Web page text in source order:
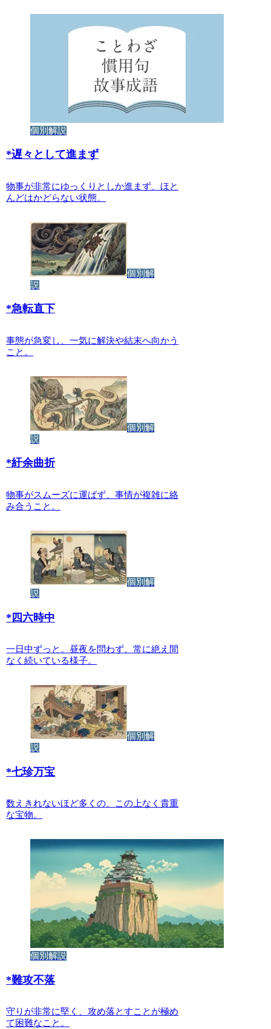
個別解説
*遅々として進まず
物事が非常にゆっくりとしか進まず、ほと
んどはかどらない状態。
個別解
説
*急転直下
事態が急変し、一気に解決や結末へ向かう
こと。
個別解
説
*紆余曲折
物事がスムーズに運ばず、事情が複雑に絡
み合うこと。
個別解
説
* 四六時中
一日中ずっと。昼夜を問わず、常に絶え間
なく続いている様子。
個別解
説
*七珍万宝
数えきれないほど多くの、この上なく貴重
な宝物。
個別解説
*難攻不落
守りが非常に堅く、攻め落とすことが極め
て困難なこと。